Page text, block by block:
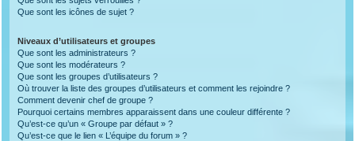
Que sont les icônes de sujet ?
Niveaux d’utilisateurs et groupes
Que sont les administrateurs ?
Que sont les modérateurs ?
Que sont les groupes d’utilisateurs ?
Où trouver la liste des groupes d’utilisateurs et comment les rejoindre ?
Comment devenir chef de groupe ?
Pourquoi certains membres apparaissent dans une couleur différente ?
Qu’est-ce qu’un « Groupe par défaut » ?
Qu’est-ce que le lien « L’équipe du forum » ?